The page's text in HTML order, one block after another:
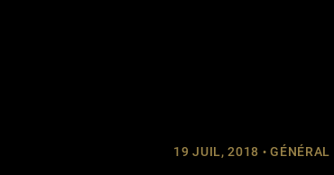
19 JUIL, 2018 GÉNÉRAL